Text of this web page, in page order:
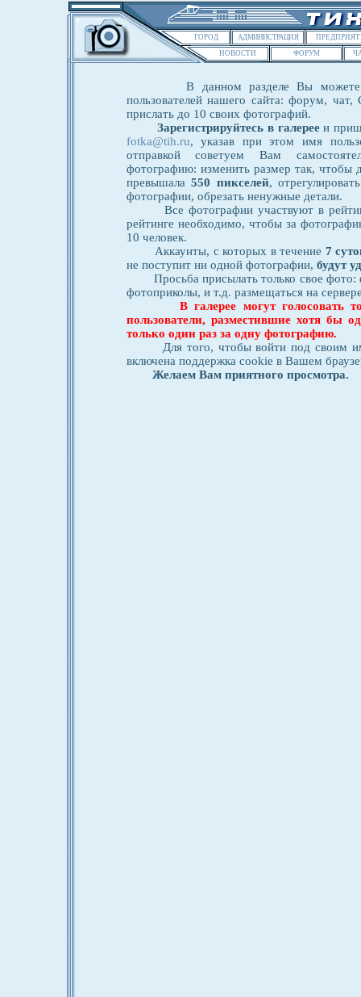
ГОРОД АДМИНИСТРАЦИЯ
НОВОСТИ
ФОРУМ
В данном разделе Вы можете
пользователей нашего сайта: форум,
прислать до 10 своих фотографий.
Зарегистрируйтесь в галерееи
fotka@tih.ru, указав при этом имя
отправкой советуем Вам
фотографию: изменить размер так, чтобы
превышала 550 пикселей,
фотографии, обрезать ненужные детали.
Все фотографии участвуют в
рейтинге необходимо, чтобы за
10 человек.
Аккаунты, с которых в течение 7
не поступит ни одной фотографии, будут
Просьба присылать только свое фото:
фотоприколы, и т.д. размещаться на
В галерее могут голосовать
пользователи, разместившие хотя бы
только один раз за одну фотографию.
Для того, чтобы войти под своим
включена поддержка cookie в Вашем
Желаем Вам приятного просмотра.